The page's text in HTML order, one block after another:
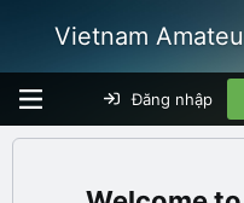
Vietnam
Đăng nhập